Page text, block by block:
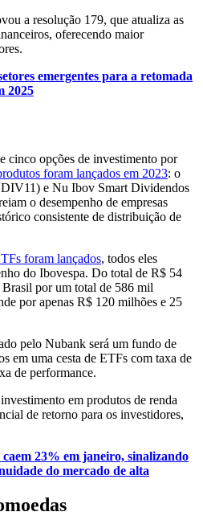
a resolução 179, que atualiza as
oferecendo maior
emergentes para a retomada
2025
cinco opções de investimento por
foram lançados em 2023: o
e Nu Ibov Smart Dividendos
o desempenho de empresas
consistente de distribuição de
foram lançados, todos eles
do Ibovespa. Do total de R$ 54
por um total de 586 mil
por apenas R$ 120 milhões e 25
pelo Nubank será um fundo de
em uma cesta de ETFs com taxa de
de performance.
em produtos de renda
de retorno para os investidores,
23% em janeiro, sinalizando
do mercado de alta